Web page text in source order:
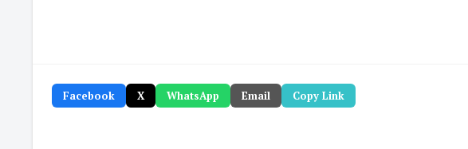
Facebook X WhatsApp Email Copy Link